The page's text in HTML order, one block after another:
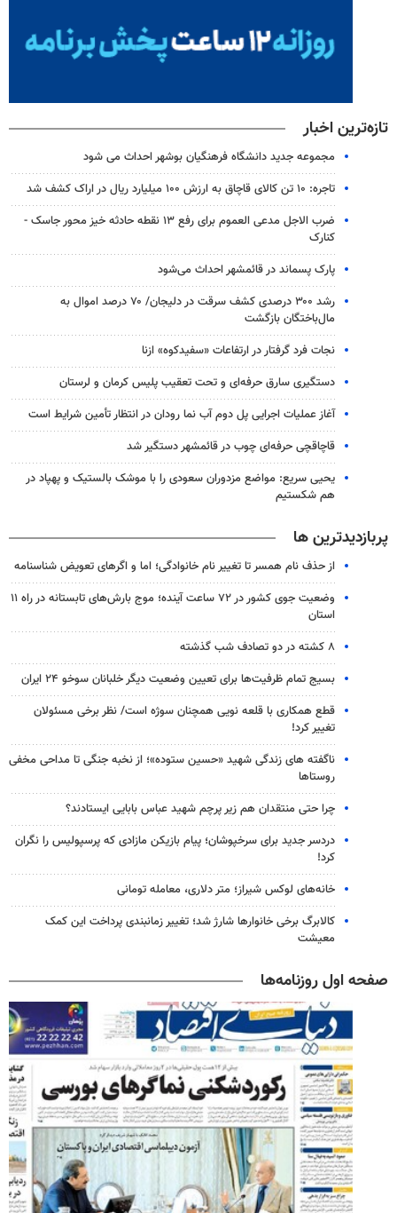
تازه‌ترین اخبار
مجموعه جدید دانشگاه فرهنگیان بوشهر احداث می شود
تاجره: ۱۰ تن کالای قاچاق به ارزش ۱۰۰ میلیارد ریال در اراک کشف شد
ضرب الاجل مدعی العموم برای رفع ۱۳ نقطه حادثه خیز محور جاسک -
کنارک
پارک پسماند در قائمشهر احداث می‌شود
رشد ۳۰۰ درصدی کشف سرقت در دلیجان/ ۷۰ درصد اموال به
مال‌باختگان بازگشت
نجات فرد گرفتار در ارتفاعات «سفیدکوه» ازنا
دستگیری سارق حرفه‌ای و تحت تعقیب پلیس کرمان و لرستان
آغاز عملیات اجرایی پل دوم آب نما رودان در انتظار تأمین شرایط است
قاچاقچی حرفه‌ای چوب در قائمشهر دستگیر شد
یحیی سریع: مواضع مزدوران سعودی را با موشک بالستیک و پهپاد در
هم شکستیم
پربازدیدترین ها
از حذف نام همسر تا تغییر نام خانوادگی؛ اما و اگرهای تعویض شناسنامه
وضعیت جوی کشور در ۷۲ ساعت آینده؛ موج بارش‌های تابستانه در راه ۱۱
استان
۸ کشته در دو تصادف شب گذشته
بسیج تمام ظرفیت‌ها برای تعیین وضعیت دیگر خلبانان سوخو ۲۴ ایران
قطع همکاری با قلعه نویی همچنان سوژه است/ نظر برخی مسئولان
تغییر کرد!
ناگفته های زندگی شهید «حسین ستوده»؛ از نخبه جنگی تا مداحی مخفی
روستاها
چرا حتی منتقدان هم زیر پرچم شهید عباس بابایی ایستادند؟
دردسر جدید برای سرخپوشان؛ پیام بازیکن مازادی که پرسپولیس را نگران
کرد!
خانه‌های لوکس شیراز؛ متر دلاری، معامله تومانی
کالابرگ برخی خانوارها شارژ شد؛ تغییر زمانبندی پرداخت این کمک
معیشت
صفحه اول روزنامه‌ها